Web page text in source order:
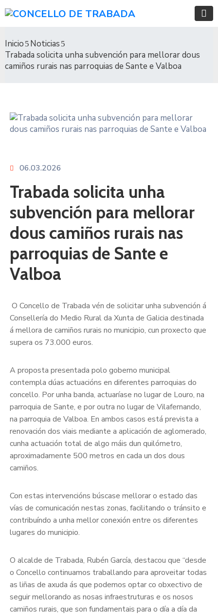
Inicio
Noticias
Trabada solicita unha subvención para mellorar dous
camiños rurais nas parroquias de Sante e Valboa
06.03.2026
Trabada solicita unha
subvención para mellorar
dous camiños rurais nas
parroquias de Sante e
Valboa
O Concello de Trabada vén de solicitar unha subvención á
Consellería do Medio Rural da Xunta de Galicia destinada
á mellora de camiños rurais no municipio, cun proxecto que
supera os 73.000 euros.
A proposta presentada polo goberno municipal
contempla dúas actuacións en diferentes parroquias do
concello. Por unha banda, actuaríase no lugar de Louro, na
parroquia de Sante, e por outra no lugar de Vilafernando,
na parroquia de Valboa. En ambos casos está prevista a
renovación dos viais mediante a aplicación de aglomerado,
cunha actuación total de algo máis dun quilómetro,
aproximadamente 500 metros en cada un dos dous
camiños.
Con estas intervencións búscase mellorar o estado das
vías de comunicación nestas zonas, facilitando o tránsito e
contribuíndo a unha mellor conexión entre os diferentes
lugares do municipio.
O alcalde de Trabada, Rubén García, destacou que “desde
o Concello continuamos traballando para aproveitar todas
as liñas de axuda ás que podemos optar co obxectivo de
seguir mellorando as nosas infraestruturas e os nosos
camiños rurais, que son fundamentais para o día a día da